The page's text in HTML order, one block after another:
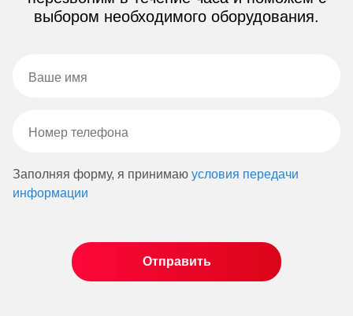
выбором необходимого оборудования.
Заполняя форму, я принимаю условия передачи
информации